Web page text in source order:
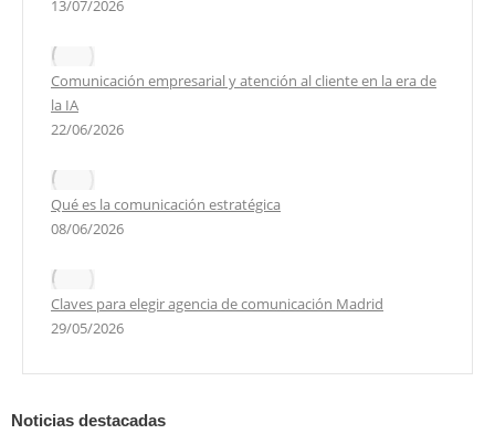
13/07/2026
Comunicación empresarial y atención al cliente en la era de
la IA
22/06/2026
Qué es la comunicación estratégica
08/06/2026
Claves para elegir agencia de comunicación Madrid
29/05/2026
Noticias destacadas